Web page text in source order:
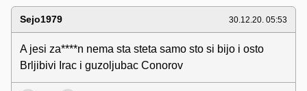
Sejo1979 30.12.20. 05:53
A jesi za****n nema sta steta samo sto si bijo i osto
Brljibivi Irac i guzoljubac Conorov